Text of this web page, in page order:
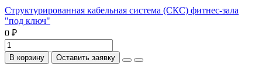
Структурированная кабельная система (СКС) фитнес-зала
"под ключ"
0 ₽
В корзину Оставить заявку